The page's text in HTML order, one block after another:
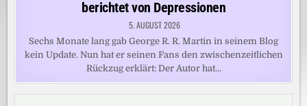
berichtet von Depressionen
5. AUGUST 2026
Sechs Monate lang gab George R. R. Martin in seinem Blog
kein Update. Nun hat er seinen Fans den zwischenzeitlichen
Rückzug erklärt: Der Autor hat…